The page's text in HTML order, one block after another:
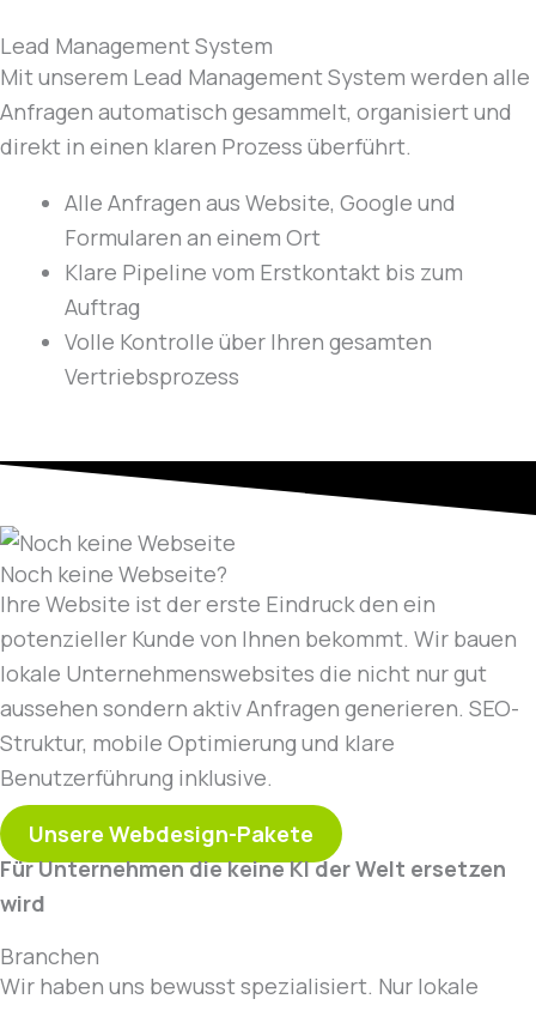
Lead Management System
Mit unserem Lead Management System werden alle
Anfragen automatisch gesammelt, organisiert und
direkt in einen klaren Prozess überführt.
Alle Anfragen aus Website, Google und
Formularen an einem Ort
Klare Pipeline vom Erstkontakt bis zum
Auftrag
Volle Kontrolle über Ihren gesamten
Vertriebsprozess
Noch keine Webseite?
Ihre Website ist der erste Eindruck den ein
potenzieller Kunde von Ihnen bekommt. Wir bauen
lokale Unternehmenswebsites die nicht nur gut
aussehen sondern aktiv Anfragen generieren. SEO-
Struktur, mobile Optimierung und klare
Benutzerführung inklusive.
Unsere Webdesign-Pakete
Für Unternehmen die keine KI der Welt ersetzen
wird
Branchen
Wir haben uns bewusst spezialisiert. Nur lokale